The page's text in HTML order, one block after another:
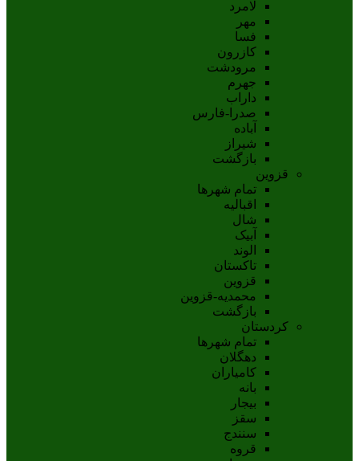
لامرد
مهر
فسا
کازرون
مرودشت
جهرم
داراب
صدرا-فارس
آباده
شيراز
بازگشت
قزوین
تمام شهر‌ها
اقبالیه
شال
آبيک
الوند
تاکستان
قزوين
محمديه-قزوين
بازگشت
کردستان
تمام شهر‌ها
دهگلان
کامیاران
بانه
بيجار
سقز
سنندج
قروه